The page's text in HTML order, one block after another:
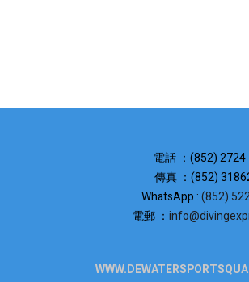
電話 ：(852) 2724
傳真 ：(852)
WhatsApp :(852)
電郵 ：